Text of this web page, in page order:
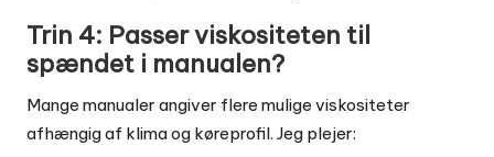
Trin 4: Passer viskositeten til
spændet i manualen?
Mange manualer angiver flere mulige viskositeter
afhængig af klima og køreprofil. Jeg plejer: